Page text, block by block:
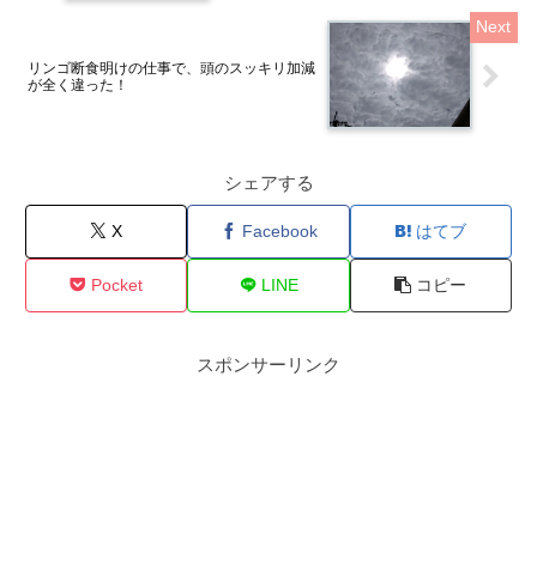
リンゴ断食明けの仕事で、頭のスッキリ加減
が全く違った！
シェアする
X Facebook はてブ
Pocket LINE コピー
スポンサーリンク